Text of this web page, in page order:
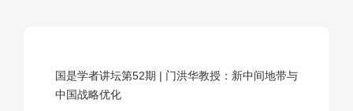
国是学者讲坛第52期 | 门洪华教授：新中间地带与
中国战略优化